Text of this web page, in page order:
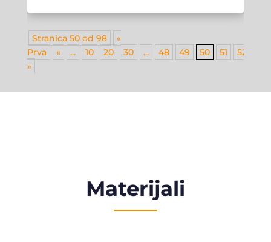
Stranica 50 od 98
«
Prva
« ... 10 20 30 ... 48 49 50 51 52
»
Materijali